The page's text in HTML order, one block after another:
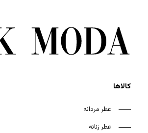
کالاها
عطر مردانه
عطر زنانه